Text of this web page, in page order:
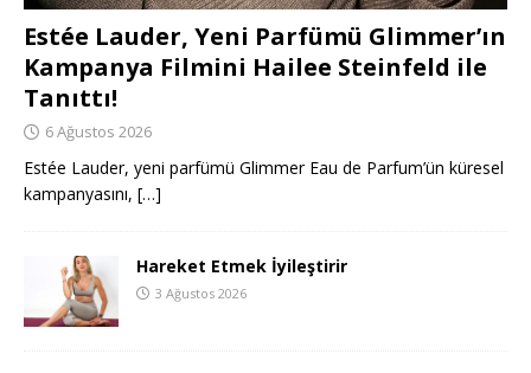
Estée Lauder, Yeni Parfümü Glimmer’ın
Kampanya Filmini Hailee Steinfeld ile
Tanıttı!
6 Ağustos 2026
Estée Lauder, yeni parfümü Glimmer Eau de Parfum’ün küresel
kampanyasını, […]
Hareket Etmek İyileştirir
3 Ağustos 2026